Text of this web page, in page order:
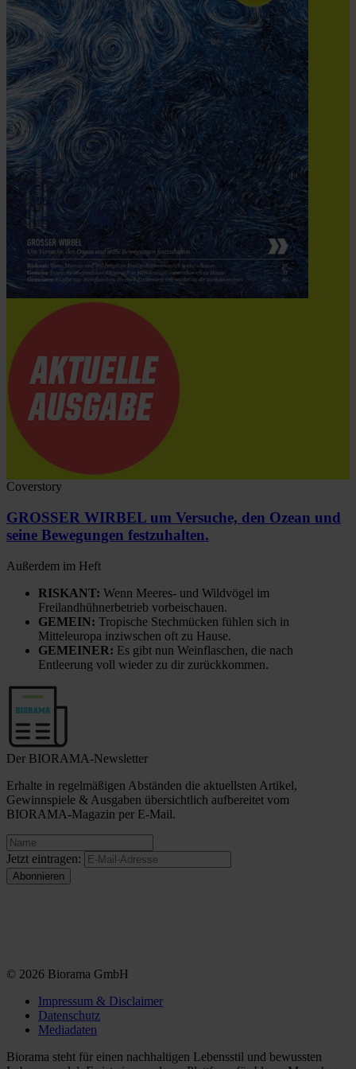
Coverstory
GROSSER WIRBEL um Versuche, den Ozean und
seine Bewegungen festzuhalten.
Außerdem im Heft
RISKANT: Wenn Meeres- und Wildvögel im
Freilandhühnerbetrieb vorbeischauen.
GEMEIN: Tropische Stechmücken fühlen sich in
Mitteleuropa inziwschen oft zu Hause.
GEMEINER: Es gibt nun Weinflaschen, die nach
Entleerung voll wieder zu dir zurückkommen.
Der BIORAMA-Newsletter
Erhalte in regelmäßigen Abständen die aktuellsten Artikel,
Gewinnspiele & Ausgaben übersichtlich aufbereitet vom
BIORAMA-Magazin per E-Mail.
Jetzt eintragen:
© 2026 Biorama GmbH
Impressum & Disclaimer
Datenschutz
Mediadaten
Biorama steht für einen nachhaltigen Lebensstil und bewussten